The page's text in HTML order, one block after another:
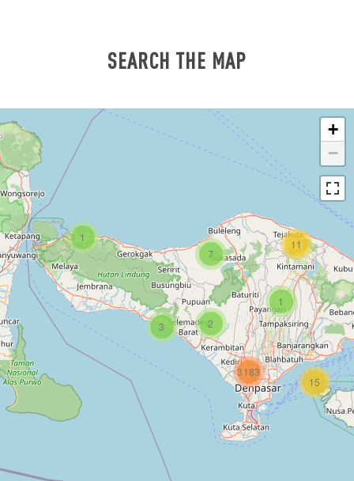
SEARCH THE MAP
1
1
3
7
2
15
11
3183
+
−